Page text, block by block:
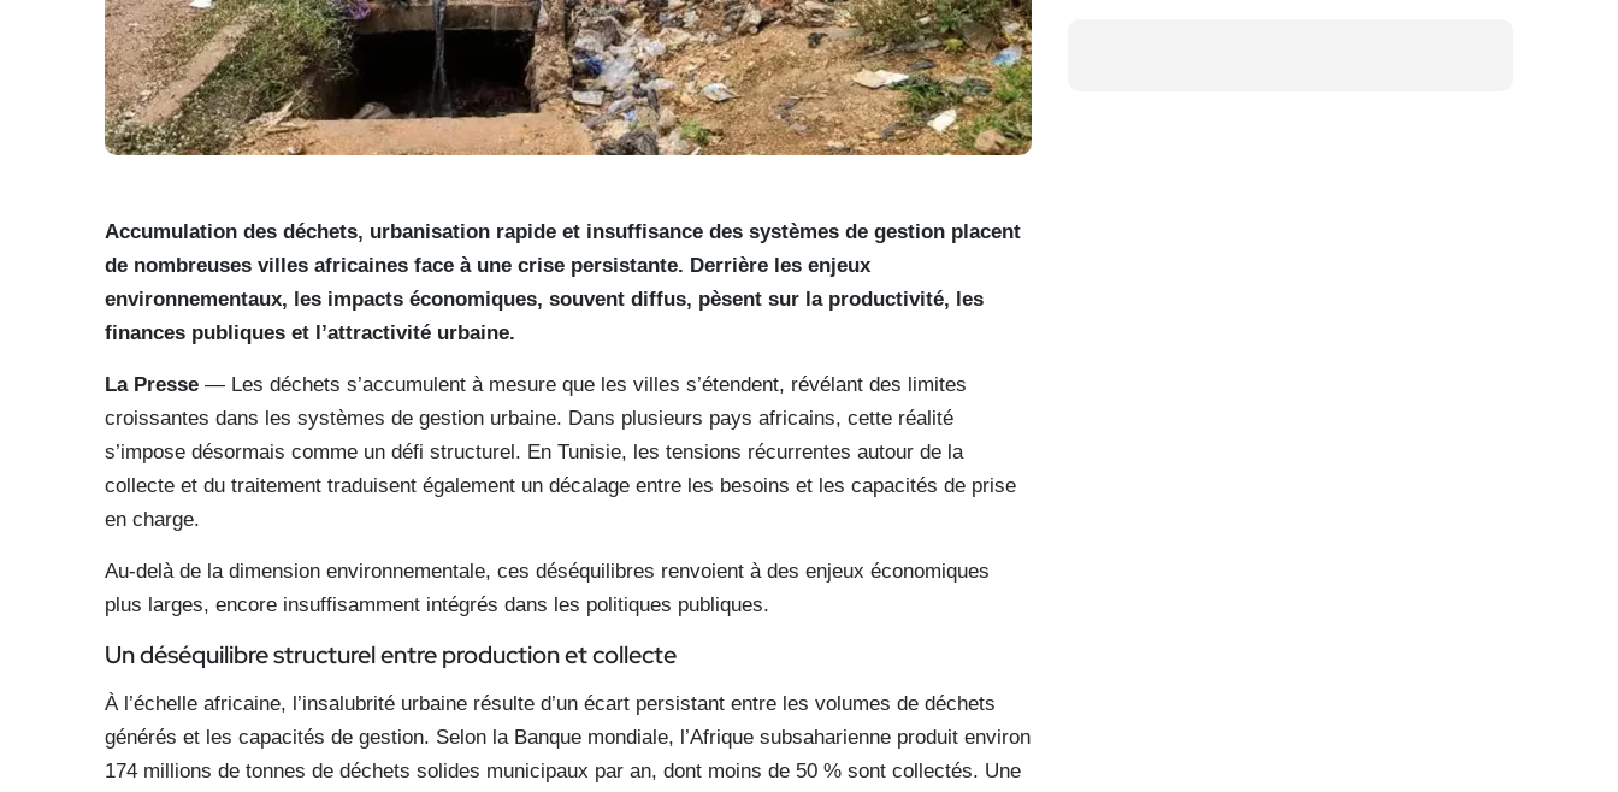
Accumulation des déchets, urbanisation rapide et insuffisance des systèmes de gestion placent
de nombreuses villes africaines face à une crise persistante. Derrière les enjeux
environnementaux, les impacts économiques, souvent diffus, pèsent sur la productivité, les
finances publiques et l’attractivité urbaine.
La Presse — Les déchets s’accumulent à mesure que les villes s’étendent, révélant des limites
croissantes dans les systèmes de gestion urbaine. Dans plusieurs pays africains, cette réalité
s’impose désormais comme un défi structurel. En Tunisie, les tensions récurrentes autour de la
collecte et du traitement traduisent également un décalage entre les besoins et les capacités de prise
en charge.
Au-delà de la dimension environnementale, ces déséquilibres renvoient à des enjeux économiques
plus larges, encore insuffisamment intégrés dans les politiques publiques.
Un déséquilibre structurelentre production et collecte
À l’échelle africaine, l’insalubrité urbaine résulte d’un écart persistant entre les volumes de déchets
générés et les capacités de gestion. Selon la Banque mondiale, l’Afrique subsaharienne produit environ
174 millions de tonnes de déchets solides municipaux par an, dont moins de 50 % sont collectés. Une